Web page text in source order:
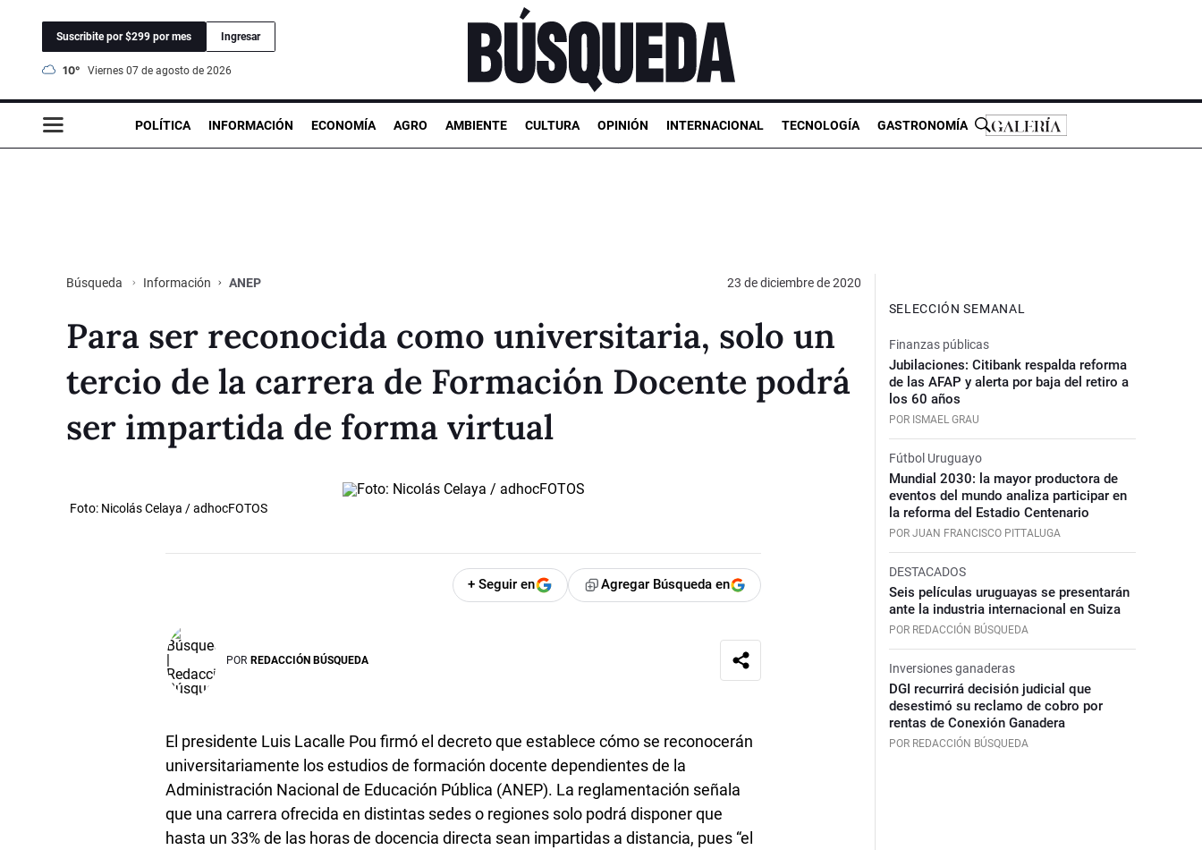
Suscribite por $299 por mes Ingresar
10° viernes 07 de agosto de 2026
POLÍTICA INFORMACIÓN ECONOMÍA AGRO AMBIENTE CULTURA OPINIÓN INTERNACIONAL TECNOLOGÍA GASTRONOMÍA
Búsqueda Información ANEP 23 de diciembre de 2020
Para ser reconocida como universitaria, solo un
tercio de la carrera de Formación Docente podrá
ser impartida de forma virtual
Foto: Nicolás Celaya / adhocFOTOS
+ Seguir en Agregar Búsqueda en
POR REDACCIÓN BÚSQUEDA
El presidente Luis Lacalle Pou firmó el decreto que establece cómo se reconocerán
universitariamente los estudios de formación docente dependientes de la
Administración Nacional de Educación Pública (ANEP). La reglamentación señala
que una carrera ofrecida en distintas sedes o regiones solo podrá disponer que
hasta un 33% de las horas de docencia directa sean impartidas a distancia, pues “el
SELECCIÓN SEMANAL
Finanzas públicas
Jubilaciones: Citibank respalda reforma
de las AFAP y alerta por baja del retiro a
los 60 años
POR ISMAEL GRAU
Fútbol Uruguayo
Mundial 2030: la mayor productora de
eventos del mundo analiza participar en
la reforma del Estadio Centenario
POR JUAN FRANCISCO PITTALUGA
DESTACADOS
Seis películas uruguayas se presentarán
ante la industria internacional en Suiza
POR REDACCIÓN BÚSQUEDA
Inversiones ganaderas
DGI recurrirá decisión judicial que
desestimó su reclamo de cobro por
rentas de Conexión Ganadera
POR REDACCIÓN BÚSQUEDA